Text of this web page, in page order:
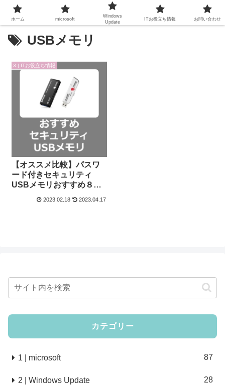
USBメモリ
3 | ITお役立ち情報
【オススメ比較】パスワ
ード付きセキュリティ
USBメモリおすすめ８選
ティ対策/指紋認証/情報漏
2023.02.18 2023.04.17
カテゴリー
1 | microsoft 87
2 | Windows Update 28
ホーム microsoft
Windows
Update
ITお役立ち情報 お問い合わせ